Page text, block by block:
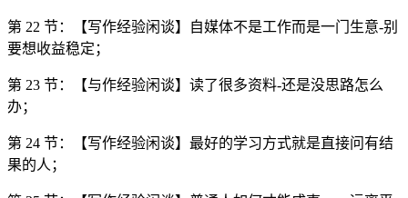
第 22 节：【写作经验闲谈】自媒体不是工作而是一门生意-别
要想收益稳定；
第 23 节：【与作经验闲谈】读了很多资料-还是没思路怎么
办；
第 24 节：【写作经验闲谈】最好的学习方式就是直接问有结
果的人；